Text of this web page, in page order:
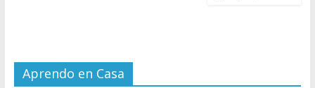
Aprendo en Casa